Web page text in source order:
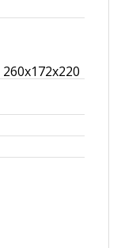
260x172x220